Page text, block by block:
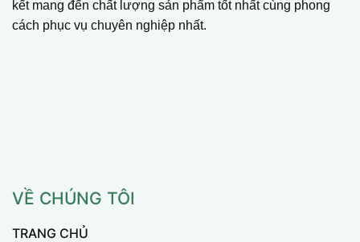
kết mang đến chất lượng sản phẩm tốt nhất cùng phong
cách phục vụ chuyên nghiệp nhất.
VỀ CHÚNG TÔI
TRANG CHỦ